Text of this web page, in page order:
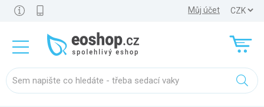
Můj účet